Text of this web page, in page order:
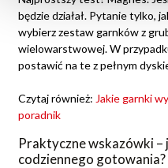
będzie działał. Pytanie tylko,
wybierz zestaw garnków z
wielowarstwowej. W
postawić na te z pełnym
Czytaj również: Jakie garnki
poradnik
Praktyczne wskazówki
codziennego gotowania?